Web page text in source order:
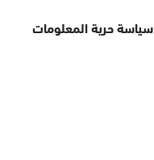
سياسة حرية المعلومات